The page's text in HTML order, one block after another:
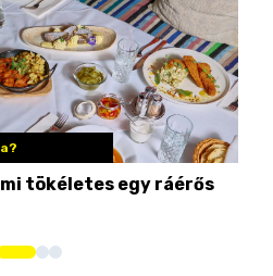
tökéletes egy ráérős